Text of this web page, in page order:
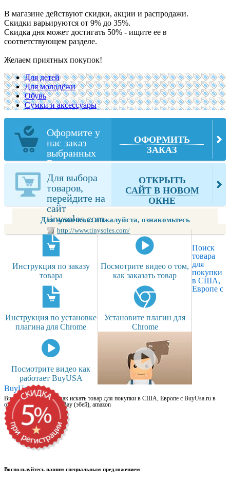
В магазине действуют скидки, акции и распродажи.
Скидки варьируются от 9% до 35%.
Скидка дня может достигать 50% - ищите ее в
соответствующем разделе.
Желаем приятных покупок!
Для детей
Для молодёжи
Обувь
Сумки и аксессуары
Оформите у
нас заказ
выбранных
Вами товаров
из
tinysoles.com
ОФОРМИТЬ
ЗАКАЗ
Для выбора
товаров,
перейдите на
сайт
tinysoles.com
http://www.tinysoles.com/
ОТКРЫТЬ
САЙТ В НОВОМ
ОКНЕ
Для новичков: пожалуйста, ознакомьтесь
Инструкция по заказу
товара
Посмотрите видео о том,
как заказать товар
Инструкция по установке
плагина для Chrome
Установите плагин для
Chrome
Посмотрите видео как
работает BuyUSA
Поиск
товара
для
покупки
в США,
Европе с
BuyUsa.ru
Видео для новичков: как искать товар для покупки в США, Европе с BuyUsa.ru в
онлайн магазинах, на eBay (эбей), amazon
Воспользуйтесь нашим специальным предложением